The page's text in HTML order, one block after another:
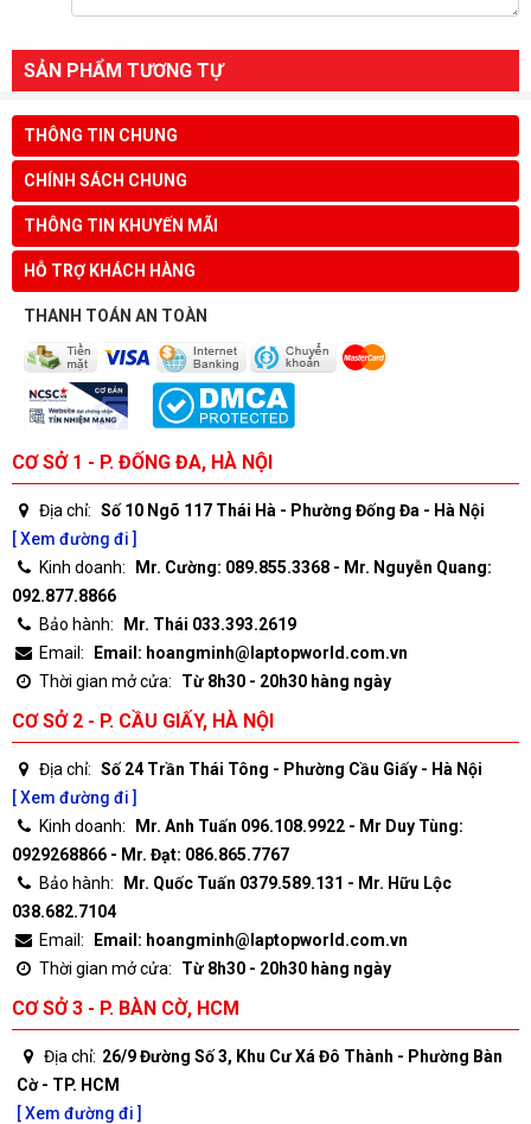
SẢN PHẨM TƯƠNG TỰ
THÔNG TIN CHUNG
CHÍNH SÁCH CHUNG
THÔNG TIN KHUYẾN MÃI
HỖ TRỢ KHÁCH HÀNG
THANH TOÁN AN TOÀN
CƠ SỞ 1 - P. ĐỐNG ĐA, HÀ NỘI
Địa chỉ: Số 10 Ngõ 117 Thái Hà - Phường Đống Đa - Hà Nội
[ Xem đường đi ]
Kinh doanh:
Mr. Cường: 089.855.3368 - Mr. Nguyễn Quang:
092.877.8866
Bảo hành:
Mr. Thái 033.393.2619
Email:
Email: hoangminh@laptopworld.com.vn
Thời gian mở cửa:
Từ 8h30 - 20h30 hàng ngày
CƠ SỞ 2 - P. CẦU GIẤY, HÀ NỘI
Địa chỉ: Số 24 Trần Thái Tông - Phường Cầu Giấy - Hà Nội
[ Xem đường đi ]
Kinh doanh:
Mr. Anh Tuấn 096.108.9922 - Mr Duy Tùng:
0929268866 - Mr. Đạt: 086.865.7767
Bảo hành:
Mr. Quốc Tuấn 0379.589.131 - Mr. Hữu Lộc
038.682.7104
Email:
Email: hoangminh@laptopworld.com.vn
Thời gian mở cửa:
Từ 8h30 - 20h30 hàng ngày
CƠ SỞ 3 - P. BÀN CỜ, HCM
Địa chỉ: 26/9 Đường Số 3, Khu Cư Xá Đô Thành - Phường Bàn
Cờ - TP. HCM
[ Xem đường đi ]